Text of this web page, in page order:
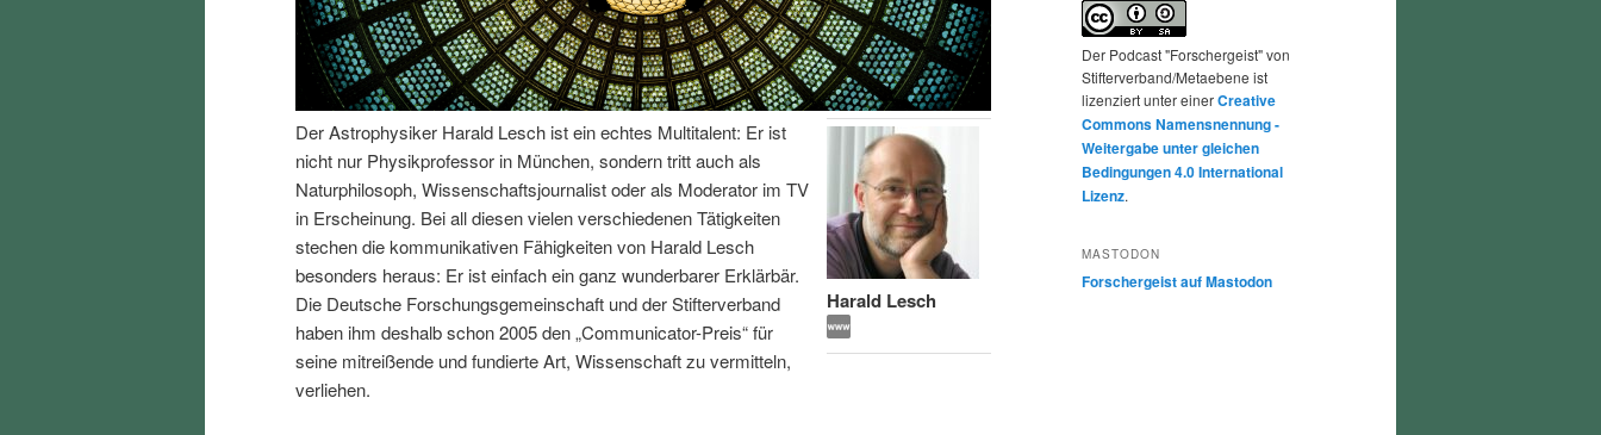
I
h
a
t
s
e
I
n
a
l
Harald Lesch
Der Astrophysiker Harald Lesch ist ein echtes Multitalent: Er ist
nicht nur Physikprofessor in München, sondern tritt auch als
Naturphilosoph, Wissenschaftsjournalist oder als Moderator im TV
in Erscheinung. Bei all diesen vielen verschiedenen Tätigkeiten
stechen die kommunikativen Fähigkeiten von Harald Lesch
besonders heraus: Er ist einfach ein ganz wunderbarer Erklärbär.
Die Deutsche Forschungsgemeinschaft und der Stifterverband
haben ihm deshalb schon 2005 den „Communicator-Preis“ für
seine mitreißende und fundierte Art, Wissenschaft zu vermitteln,
verliehen.
Der Podcast "Forschergeist" von
Stifterverband/Metaebene ist
lizenziert unter einerCreative
Commons Namensnennung -
Weitergabe unter gleichen
Bedingungen 4.0 International
Lizenz.
MASTODON
Forschergeist auf Mastodon